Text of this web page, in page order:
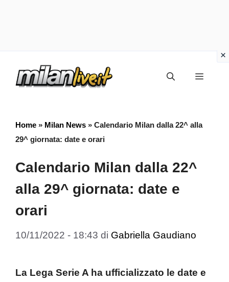
Menu
Home » Milan News » Calendario Milan dalla 22^ alla
29^ giornata: date e orari
Calendario Milan dalla 22^
alla 29^ giornata: date e
orari
10/11/2022 - 18:43 di Gabriella Gaudiano
La Lega Serie A ha ufficializzato le date e